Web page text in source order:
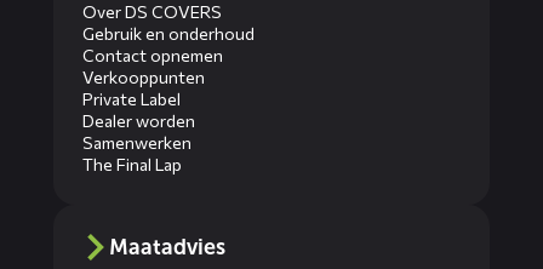
Over DS COVERS
Gebruik en onderhoud
Contact opnemen
Verkooppunten
Private Label
Dealer worden
Samenwerken
The Final Lap
Maatadvies